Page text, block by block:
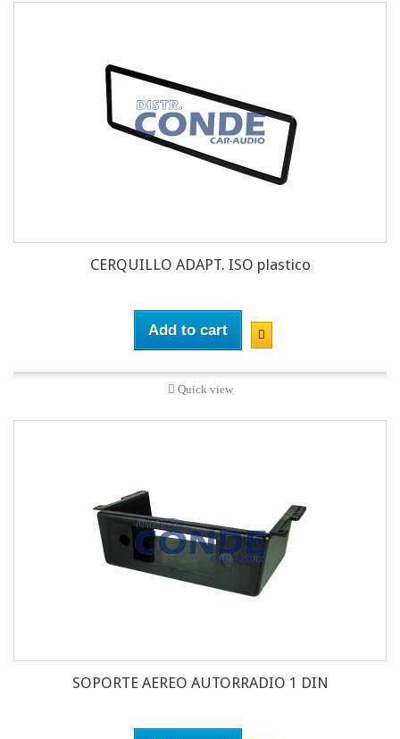
CERQUILLO ADAPT. ISO plastico
Add to cart
Quick view
SOPORTE AEREO AUTORRADIO 1 DIN